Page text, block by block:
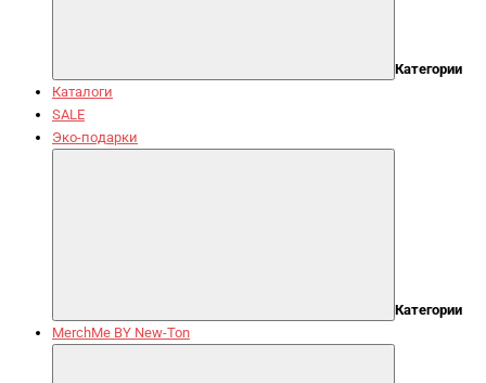
Категории
Каталоги
SALE
Эко-подарки
Категории
MerchMe BY New-Ton